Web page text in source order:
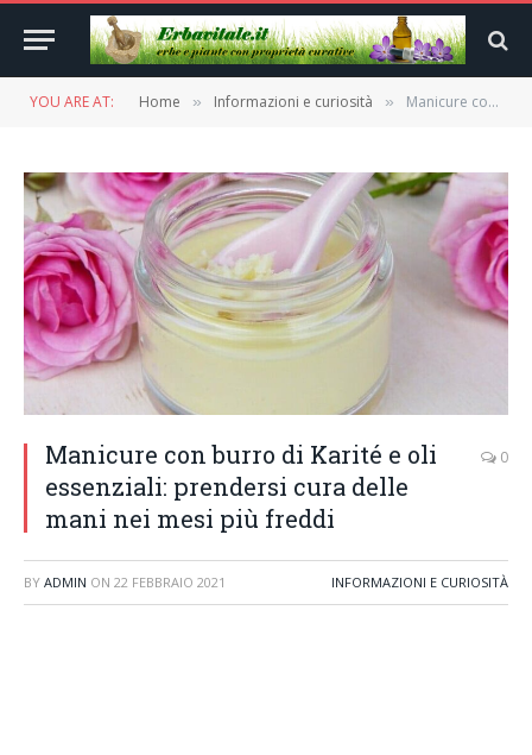
YOU ARE AT: Home » Informazioni e curiosità » Manicure con burro di Karité e oli essenziali: prendersi cura delle mani nei mesi più freddi
Manicure con burro di Karité e oli
essenziali: prendersi cura delle
mani nei mesi più freddi
0
BY ADMIN ON 22 FEBBRAIO 2021 INFORMAZIONI E CURIOSITÀ